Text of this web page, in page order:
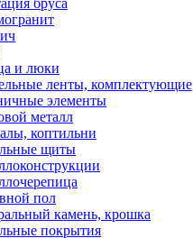
бруса
и люки
ленты, комплектующие
элементы
металл
коптильни
щиты
пол
камень, крошка
покрытия